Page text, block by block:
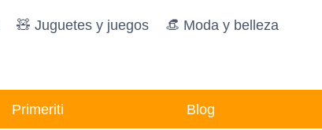
🧸️ Juguetes y juegos 👒 Moda y belleza
Primeriti Blog